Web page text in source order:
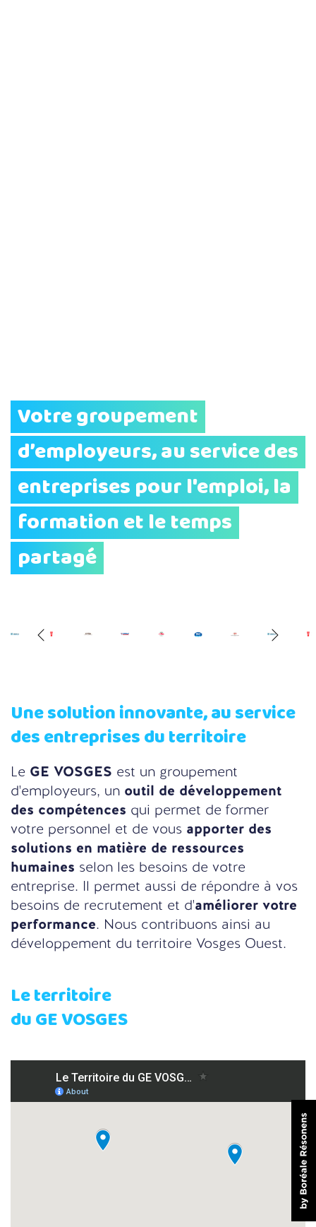
Votre groupement
d’employeurs, au service des
entreprises pour l'emploi, la
formation et le temps
partagé
Une solution innovante, au service
des entreprises du territoire
Le GE VOSGES est un groupement
d'employeurs, un outil de développement
des compétences qui permet de former
votre personnel et de vous apporter des
solutions en matière de ressources
humaines selon les besoins de votre
entreprise. Il permet aussi de répondre à vos
besoins de recrutement et d'améliorer votre
performance. Nous contribuons ainsi au
développement du territoire Vosges Ouest.
Le territoire
du GE VOSGES